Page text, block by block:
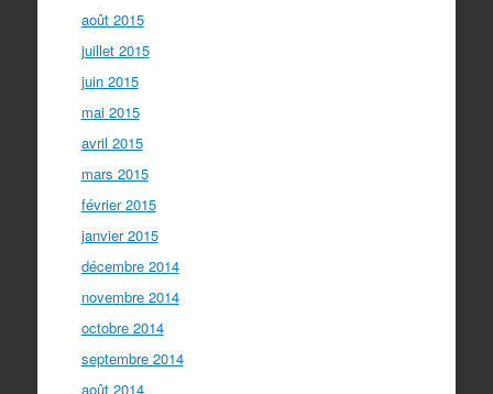
août 2015
juillet 2015
juin 2015
mai 2015
avril 2015
mars 2015
février 2015
janvier 2015
décembre 2014
novembre 2014
octobre 2014
septembre 2014
août 2014